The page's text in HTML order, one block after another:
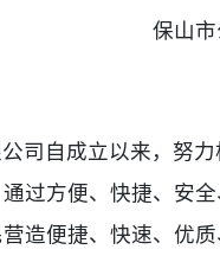
保山
司自成立以来，努
过方便、快捷、安
造便捷、快速、优